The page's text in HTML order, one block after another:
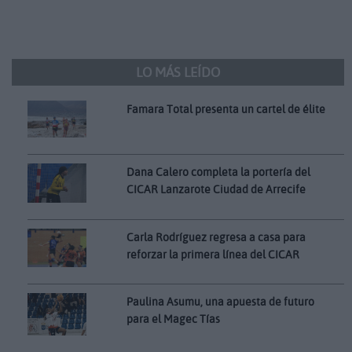
LO MÁS LEÍDO
Famara Total presenta un cartel de élite
Dana Calero completa la portería del
CICAR Lanzarote Ciudad de Arrecife
Carla Rodríguez regresa a casa para
reforzar la primera línea del CICAR
Paulina Asumu, una apuesta de futuro
para el Magec Tías